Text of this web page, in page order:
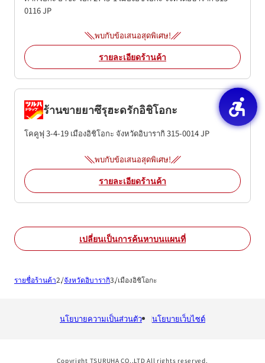
0116JP
พบกับข้อเสนอสุดพิเศษ!
รายละเอียดร้านค้า
ร้านขายยาซึรุฮะดรักอิชิโอกะ
โคคูฟุ 3-4-19 เมืองอิชิโอกะ จังหวัดอิบารากิ 315-0014JP
พบกับข้อเสนอสุดพิเศษ!
รายละเอียดร้านค้า
เปลี่ยนเป็นการค้นหาบนแผนที่
รายชื่อร้านค้า จังหวัดอิบารากิ เมืองอิชิโอกะ
นโยบายความเป็นส่วนตัว นโยบายเว็บไซต์
Copyright TSURUHA CO.,LTD All rights reserved.